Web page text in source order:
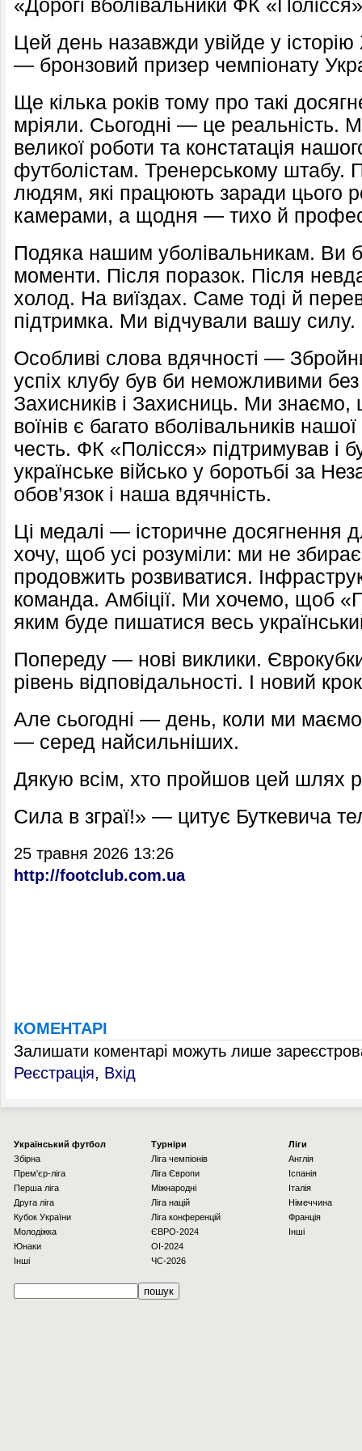
«Дорогі вболівальники ФК
Цей день назавжди увійде у
— бронзовий призер чемпіонату
Ще кілька років тому про такі
мріяли. Сьогодні — це реальність.
великої роботи та констатація
футболістам. Тренерському штабу.
людям, які працюють заради цього
камерами, а щодня — тихо й
Подяка нашим уболівальникам. Ви
моменти. Після поразок. Після
холод. На виїздах. Саме тоді й
підтримка. Ми відчували вашу силу.
Особливі слова вдячності —
успіх клубу був би неможливими
Захисників і Захисниць. Ми знаємо,
воїнів є багато вболівальників
честь. ФК «Полісся» підтримував і
українське військо у боротьбі за
обов’язок і наша вдячність.
Ці медалі — історичне досягнення
хочу, щоб усі розуміли: ми не
продовжить розвиватися.
команда. Амбіції. Ми хочемо, щоб
яким буде пишатися весь
Попереду — нові виклики.
рівень відповідальності. І новий
Але сьогодні — день, коли ми
— серед найсильніших.
Дякую всім, хто пройшов цей шлях
Сила в зграї!» — цитує Буткевича
25 травня 2026 13:26
http://footclub.com.ua
КОМЕНТАРІ
Залишати коментарі можуть лише
Реєстрація, Вхід
Українcький футбол
Збірна
Прем'єр-ліга
Перша ліга
Друга ліга
Кубок України
Молодіжка
Юнаки
Інші
Турніри
Ліга чемпіонів
Ліга Європи
Міжнародні
Ліга націй
Ліга конференцій
ЄВРО-2024
OI-2024
ЧС-2026
Ліги
Англія
Іспанія
Італія
Німеччина
Франція
Інші